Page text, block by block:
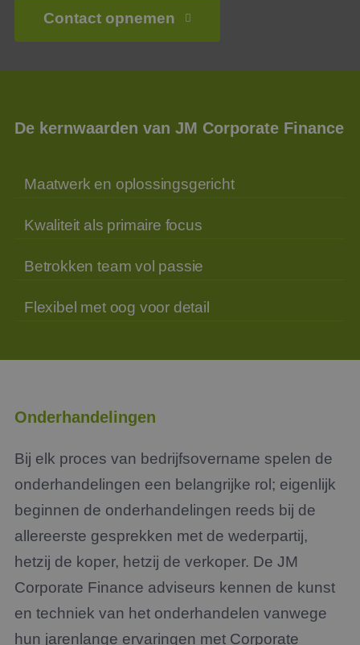
Contact opnemen
De kernwaarden van JM Corporate Finance
Maatwerk en oplossingsgericht
Kwaliteit als primaire focus
Betrokken team vol passie
Flexibel met oog voor detail
Onderhandelingen
Bij elk proces van bedrijfsovername spelen de
onderhandelingen een belangrijke rol; eigenlijk
beginnen de onderhandelingen reeds bij de
allereerste gesprekken met de wederpartij,
hetzij de koper, hetzij de verkoper. De JM
Corporate Finance adviseurs kennen de kunst
en techniek van het onderhandelen vanwege
hun jarenlange ervaringen met Corporate